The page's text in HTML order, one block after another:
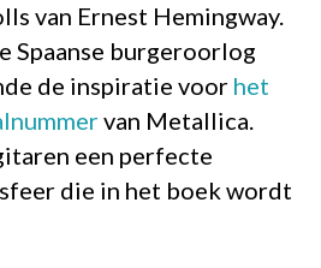
van Ernest Hemingway.
Spaanse burgeroorlog
de inspiratie voor het
van Metallica.
een perfecte
die in het boek wordt